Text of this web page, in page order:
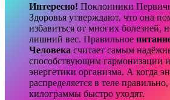
Интересно! Поклонники
Здоровья утверждают, что она
избавиться от многих болезней,
лишний вес. Правильное
Человека считает самым
способствующим гармонизации
энергетики организма. А когда
распределяется в теле
килограммы быстро уходят.